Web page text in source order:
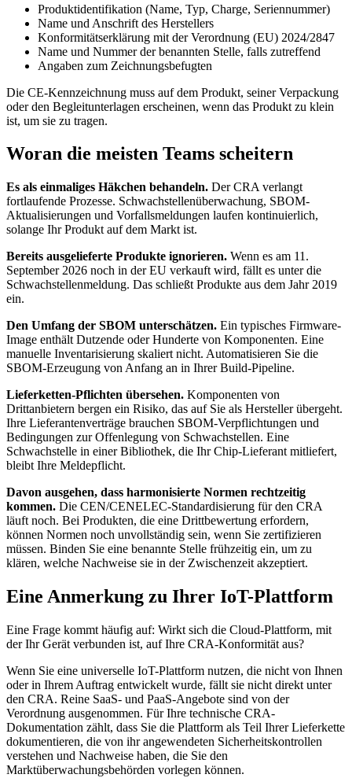
Produktidentifikation (Name, Typ, Charge, Seriennummer)
Name und Anschrift des Herstellers
Konformitätserklärung mit der Verordnung (EU) 2024/2847
Name und Nummer der benannten Stelle, falls zutreffend
Angaben zum Zeichnungsbefugten
Die CE-Kennzeichnung muss auf dem Produkt, seiner Verpackung
oder den Begleitunterlagen erscheinen, wenn das Produkt zu klein
ist, um sie zu tragen.
Woran die meisten Teams scheitern
Es als einmaliges Häkchen behandeln. Der CRA verlangt
fortlaufende Prozesse. Schwachstellenüberwachung, SBOM-
Aktualisierungen und Vorfallsmeldungen laufen kontinuierlich,
solange Ihr Produkt auf dem Markt ist.
Bereits ausgelieferte Produkte ignorieren. Wenn es am 11.
September 2026 noch in der EU verkauft wird, fällt es unter die
Schwachstellenmeldung. Das schließt Produkte aus dem Jahr 2019
ein.
Den Umfang der SBOM unterschätzen. Ein typisches Firmware-
Image enthält Dutzende oder Hunderte von Komponenten. Eine
manuelle Inventarisierung skaliert nicht. Automatisieren Sie die
SBOM-Erzeugung von Anfang an in Ihrer Build-Pipeline.
Lieferketten-Pflichten übersehen. Komponenten von
Drittanbietern bergen ein Risiko, das auf Sie als Hersteller übergeht.
Ihre Lieferantenverträge brauchen SBOM-Verpflichtungen und
Bedingungen zur Offenlegung von Schwachstellen. Eine
Schwachstelle in einer Bibliothek, die Ihr Chip-Lieferant mitliefert,
bleibt Ihre Meldepflicht.
Davon ausgehen, dass harmonisierte Normen rechtzeitig
kommen. Die CEN/CENELEC-Standardisierung für den CRA
läuft noch. Bei Produkten, die eine Drittbewertung erfordern,
können Normen noch unvollständig sein, wenn Sie zertifizieren
müssen. Binden Sie eine benannte Stelle frühzeitig ein, um zu
klären, welche Nachweise sie in der Zwischenzeit akzeptiert.
Eine Anmerkung zu Ihrer IoT-Plattform
Eine Frage kommt häufig auf: Wirkt sich die Cloud-Plattform, mit
der Ihr Gerät verbunden ist, auf Ihre CRA-Konformität aus?
Wenn Sie eine universelle IoT-Plattform nutzen, die nicht von Ihnen
oder in Ihrem Auftrag entwickelt wurde, fällt sie nicht direkt unter
den CRA. Reine SaaS- und PaaS-Angebote sind von der
Verordnung ausgenommen. Für Ihre technische CRA-
Dokumentation zählt, dass Sie die Plattform als Teil Ihrer Lieferkette
dokumentieren, die von ihr angewendeten Sicherheitskontrollen
verstehen und Nachweise haben, die Sie den
Marktüberwachungsbehörden vorlegen können.